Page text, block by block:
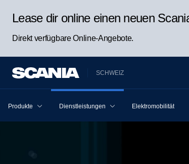
Lease dir online einen neuen
Direkt verfügbare Online-Angebote.
SCHWEIZ
Produkte Dienstleistungen Elektromobilität